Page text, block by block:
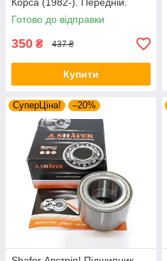
VKBA3256 , R153.14 ,
713644160
Готово до відправки
350 ₴ 437 ₴
Купити
СуперЦіна! –20%